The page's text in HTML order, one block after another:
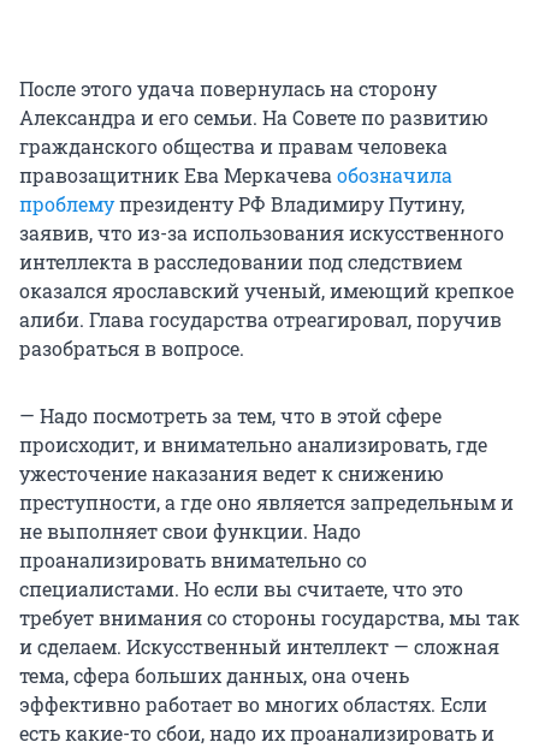
После этого удача повернулась на сторону
Александра и его семьи. На Совете по развитию
гражданского общества и правам человека
правозащитник Ева Меркачева обозначила
проблемупрезиденту РФ Владимиру Путину,
заявив, что из-за использования искусственного
интеллекта в расследовании под следствием
оказался ярославский ученый, имеющий крепкое
алиби. Глава государства отреагировал, поручив
разобраться в вопросе.
— Надо посмотреть за тем, что в этой сфере
происходит, и внимательно анализировать, где
ужесточение наказания ведет к снижению
преступности, а где оно является запредельным и
не выполняет свои функции. Надо
проанализировать внимательно со
специалистами. Но если вы считаете, что это
требует внимания со стороны государства, мы так
и сделаем. Искусственный интеллект — сложная
тема, сфера больших данных, она очень
эффективно работает во многих областях. Если
есть какие-то сбои, надо их проанализировать и